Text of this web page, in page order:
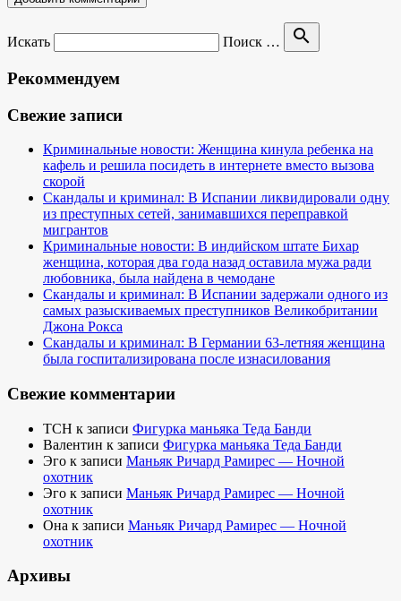
Искать Поиск … search
Рекоммендуем
Свежие записи
Криминальные новости: Женщина кинула ребенка на
кафель и решила посидеть в интернете вместо вызова
скорой
Скандалы и криминал: В Испании ликвидировали одну
из преступных сетей, занимавшихся переправкой
мигрантов
Криминальные новости: В индийском штате Бихар
женщина, которая два года назад оставила мужа ради
любовника, была найдена в чемодане
Скандалы и криминал: В Испании задержали одного из
самых разыскиваемых преступников Великобритании
Джона Рокса
Скандалы и криминал: В Германии 63-летняя женщина
была госпитализирована после изнасилования
Свежие комментарии
TCH к записи Фигурка маньяка Теда Банди
Валентин к записи Фигурка маньяка Теда Банди
Эго к записи Маньяк Ричард Рамирес — Ночной
охотник
Эго к записи Маньяк Ричард Рамирес — Ночной
охотник
Она к записи Маньяк Ричард Рамирес — Ночной
охотник
Архивы